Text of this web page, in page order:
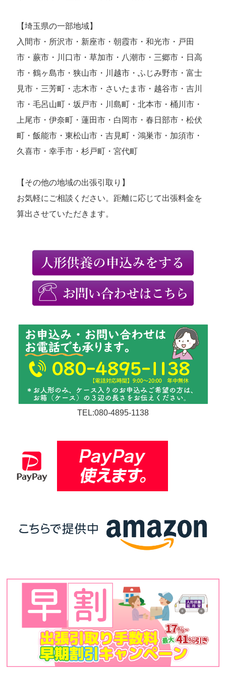
【埼玉県の一部地域】
入間市・所沢市・新座市・朝霞市・和光市・戸田
市・蕨市・川口市・草加市・八潮市・三郷市・日高
市・鶴ヶ島市・狭山市・川越市・ふじみ野市・富士
見市・三芳町・志木市・さいたま市・越谷市・吉川
市・毛呂山町・坂戸市・川島町・北本市・桶川市・
上尾市・伊奈町・蓮田市・白岡市・春日部市・松伏
町・飯能市・東松山市・吉見町・鴻巣市・加須市・
久喜市・幸手市・杉戸町・宮代町
【その他の地域の出張引取り】
お気軽にご相談ください。距離に応じて出張料金を
算出させていただきます。
TEL:080-4895-1138